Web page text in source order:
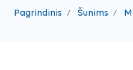
Pagrindinis Šunims